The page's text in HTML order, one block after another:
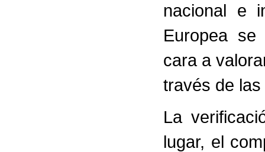
nacional e
Europea
cara a
través de
La
lugar, el